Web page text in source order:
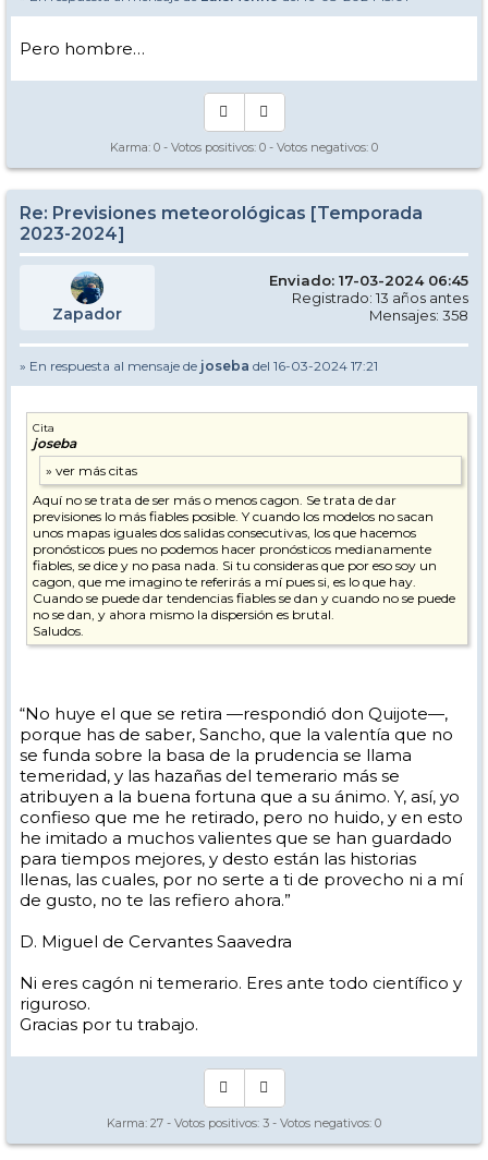
Pero hombre…
Karma: 0 - Votos positivos: 0 - Votos negativos: 0
Re: Previsiones meteorológicas [Temporada
2023-2024]
Zapador
Enviado: 17-03-2024 06:45
Registrado: 13 años antes
Mensajes: 358
» En respuesta al mensaje de joseba del 16-03-2024 17:21
Cita
joseba
Aquí no se trata de ser más o menos cagon. Se trata de dar
previsiones lo más fiables posible. Y cuando los modelos no sacan
unos mapas iguales dos salidas consecutivas, los que hacemos
pronósticos pues no podemos hacer pronósticos medianamente
fiables, se dice y no pasa nada. Si tu consideras que por eso soy un
cagon, que me imagino te referirás a mí pues si, es lo que hay.
Cuando se puede dar tendencias fiables se dan y cuando no se puede
no se dan, y ahora mismo la dispersión es brutal.
Saludos.
“No huye el que se retira —respondió don Quijote—,
porque has de saber, Sancho, que la valentía que no
se funda sobre la basa de la prudencia se llama
temeridad, y las hazañas del temerario más se
atribuyen a la buena fortuna que a su ánimo. Y, así, yo
confieso que me he retirado, pero no huido, y en esto
he imitado a muchos valientes que se han guardado
para tiempos mejores, y desto están las historias
llenas, las cuales, por no serte a ti de provecho ni a mí
de gusto, no te las refiero ahora.”
D. Miguel de Cervantes Saavedra
Ni eres cagón ni temerario. Eres ante todo científico y
riguroso.
Gracias por tu trabajo.
Karma: 27 - Votos positivos: 3 - Votos negativos: 0